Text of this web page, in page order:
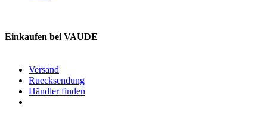
Einkaufen bei VAUDE
Versand
Ruecksendung
Händler finden